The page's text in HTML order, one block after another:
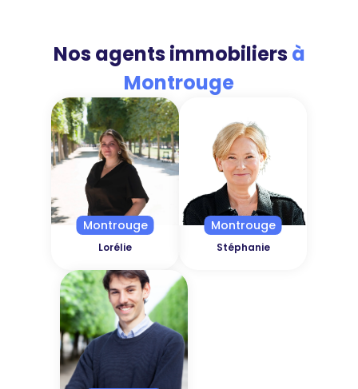
Nos agents immobiliersà
Montrouge
Montrouge
Lorélie
Montrouge
Stéphanie